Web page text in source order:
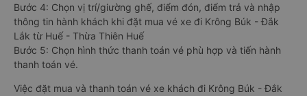
Bước 4: Chọn vị trí/giường ghế, điểm đón, điểm trả và nhập
thông tin hành khách khi đặt mua vé xe đi Krông Búk - Đắk
Lắk từ Huế - Thừa Thiên Huế
Bước 5: Chọn hình thức thanh toán vé phù hợp và tiến hành
thanh toán vé.
Việc đặt mua và thanh toán vé xe khách đi Krông Búk - Đắk